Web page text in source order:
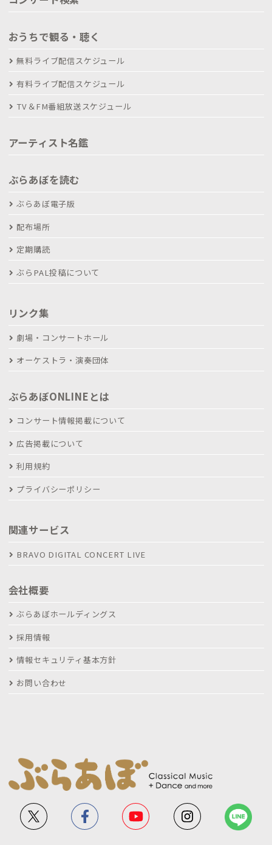
おうちで観る・聴く
無料ライブ配信スケジュール
有料ライブ配信スケジュール
TV＆FM番組放送スケジュール
アーティスト名鑑
ぶらあぼを読む
ぶらあぼ電子版
配布場所
定期購読
ぶらPAL投稿について
リンク集
劇場・コンサートホール
オーケストラ・演奏団体
ぶらあぼONLINEとは
コンサート情報掲載について
広告掲載について
利用規約
プライバシーポリシー
関連サービス
BRAVO DIGITAL CONCERT LIVE
会社概要
ぶらあぼホールディングス
採用情報
情報セキュリティ基本方針
お問い合わせ